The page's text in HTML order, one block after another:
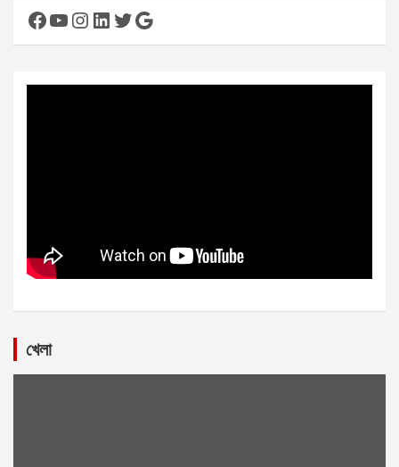
Facebook
YouTube
Instagram
LinkedIn
Twitter
Google
খেলা